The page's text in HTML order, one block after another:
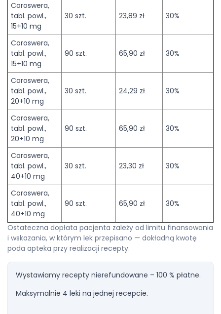
Coroswera,
tabl. powl.,
15+10 mg
30 szt. 23,89 zł 30%
Coroswera,
tabl. powl.,
15+10 mg
90 szt. 65,90 zł 30%
Coroswera,
tabl. powl.,
20+10 mg
30 szt. 24,29 zł 30%
Coroswera,
tabl. powl.,
20+10 mg
90 szt. 65,90 zł 30%
Coroswera,
tabl. powl.,
40+10 mg
30 szt. 23,30 zł 30%
Coroswera,
tabl. powl.,
40+10 mg
90 szt. 65,90 zł 30%
Ostateczna dopłata pacjenta zależy od limitu finansowania
i wskazania, w którym lek przepisano — dokładną kwotę
poda apteka przy realizacji recepty.
Wystawiamy recepty nierefundowane – 100 % płatne.
Maksymalnie 4 leki na jednej recepcie.